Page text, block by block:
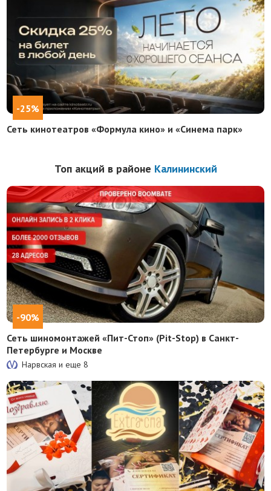
-25%
Сеть кинотеатров «Формула кино» и «Синема парк»
Топ акций в районе Калининский
-90%
Сеть шиномонтажей «Пит-Стоп» (Pit-Stop) в Санкт-
Петербурге и Москве
Нарвская и еще8